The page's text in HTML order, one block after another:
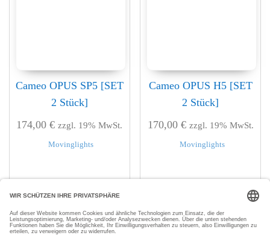
Cameo OPUS SP5 [SET
2 Stück]
174,00€ zzgl. 19% MwSt.
Movinglights
In den Warenkorb
Cameo OPUS H5 [SET
2 Stück]
170,00 € zzgl. 19% MwSt.
Movinglights